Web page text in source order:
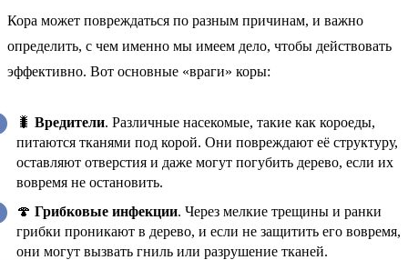
Кора может повреждаться по разным причинам, и важно
определить, с чем именно мы имеем дело, чтобы действовать
эффективно. Вот основные «враги» коры:
🐛 Вредители. Различные насекомые, такие как короеды,
питаются тканями под корой. Они повреждают её структуру,
оставляют отверстия и даже могут погубить дерево, если их
вовремя не остановить.
🍄 Грибковые инфекции. Через мелкие трещины и ранки
грибки проникают в дерево, и если не защитить его вовремя,
они могут вызвать гниль или разрушение тканей.